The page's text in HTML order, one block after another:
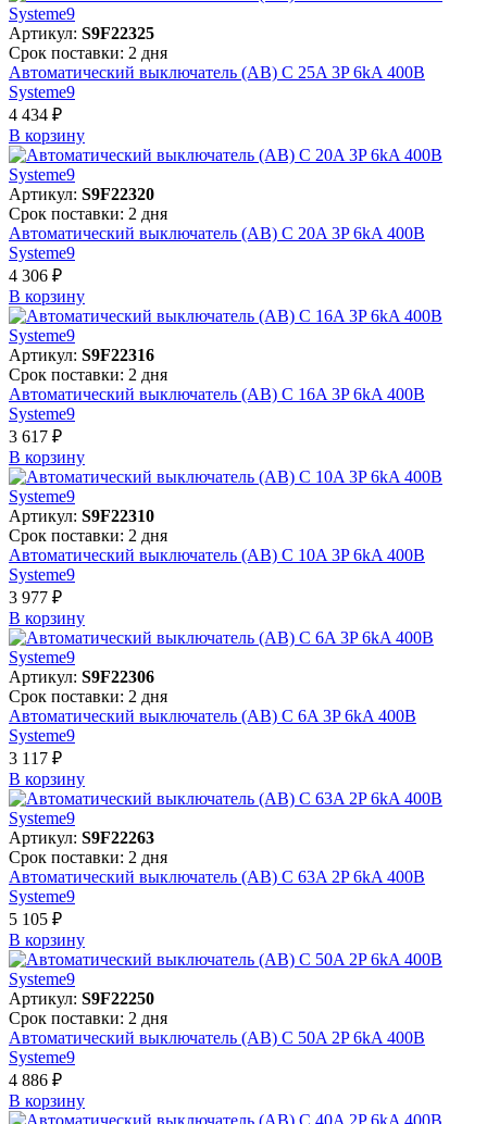
Артикул: S9F22325
Срок поставки: 2 дня
Автоматический выключатель (АВ) C 25A 3P 6kA 400В
Systeme9
4 434 ₽
В корзинy
Артикул: S9F22320
Срок поставки: 2 дня
Автоматический выключатель (АВ) C 20A 3P 6kA 400В
Systeme9
4 306 ₽
В корзинy
Артикул: S9F22316
Срок поставки: 2 дня
Автоматический выключатель (АВ) C 16A 3P 6kA 400В
Systeme9
3 617 ₽
В корзинy
Артикул: S9F22310
Срок поставки: 2 дня
Автоматический выключатель (АВ) C 10A 3P 6kA 400В
Systeme9
3 977 ₽
В корзинy
Артикул: S9F22306
Срок поставки: 2 дня
Автоматический выключатель (АВ) C 6A 3P 6kA 400В
Systeme9
3 117 ₽
В корзинy
Артикул: S9F22263
Срок поставки: 2 дня
Автоматический выключатель (АВ) C 63A 2P 6kA 400В
Systeme9
5 105 ₽
В корзинy
Артикул: S9F22250
Срок поставки: 2 дня
Автоматический выключатель (АВ) C 50A 2P 6kA 400В
Systeme9
4 886 ₽
В корзинy